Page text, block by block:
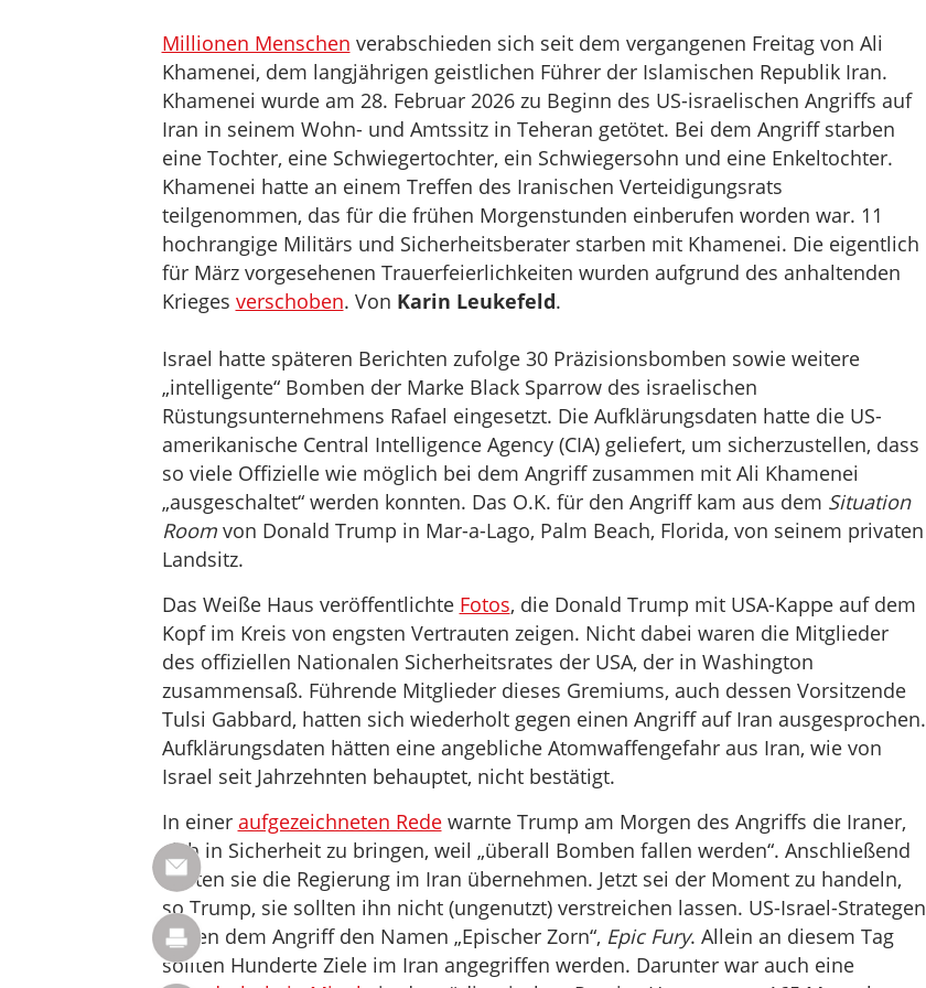
Millionen Menschen verabschieden sich seit dem vergangenen Freitag von Ali
Khamenei, dem langjährigen geistlichen Führer der Islamischen Republik Iran.
Khamenei wurde am 28. Februar 2026 zu Beginn des US-israelischen Angriffs auf
Iran in seinem Wohn- und Amtssitz in Teheran getötet. Bei dem Angriff starben
eine Tochter, eine Schwiegertochter, ein Schwiegersohn und eine Enkeltochter.
Khamenei hatte an einem Treffen des Iranischen Verteidigungsrats
teilgenommen, das für die frühen Morgenstunden einberufen worden war. 11
hochrangige Militärs und Sicherheitsberater starben mit Khamenei. Die eigentlich
für März vorgesehenen Trauerfeierlichkeiten wurden aufgrund des anhaltenden
Krieges verschoben. Von Karin Leukefeld.
Israel hatte späteren Berichten zufolge 30 Präzisionsbomben sowie weitere
„intelligente“ Bomben der Marke Black Sparrow des israelischen
Rüstungsunternehmens Rafael eingesetzt. Die Aufklärungsdaten hatte die US-
amerikanische Central Intelligence Agency (CIA) geliefert, um sicherzustellen, dass
so viele Offizielle wie möglich bei dem Angriff zusammen mit Ali Khamenei
„ausgeschaltet“ werden konnten. Das O.K. für den Angriff kam aus dem Situation
Room von Donald Trump in Mar-a-Lago, Palm Beach, Florida, von seinem privaten
Landsitz.
Das Weiße Haus veröffentlichte Fotos, die Donald Trump mit USA-Kappe auf dem
Kopf im Kreis von engsten Vertrauten zeigen. Nicht dabei waren die Mitglieder
des offiziellen Nationalen Sicherheitsrates der USA, der in Washington
zusammensaß. Führende Mitglieder dieses Gremiums, auch dessen Vorsitzende
Tulsi Gabbard, hatten sich wiederholt gegen einen Angriff auf Iran ausgesprochen.
Aufklärungsdaten hätten eine angebliche Atomwaffengefahr aus Iran, wie von
Israel seit Jahrzehnten behauptet, nicht bestätigt.
In einer aufgezeichneten Redewarnte Trump am Morgen des Angriffs die Iraner,
sich in Sicherheit zu bringen, weil „überall Bomben fallen werden“. Anschließend
sollten sie die Regierung im Iran übernehmen. Jetzt sei der Moment zu handeln,
so Trump, sie sollten ihn nicht (ungenutzt) verstreichen lassen. US-Israel-Strategen
gaben dem Angriff den Namen „Epischer Zorn“, Epic Fury. Allein an diesem Tag
sollten Hunderte Ziele im Iran angegriffen werden. Darunter war auch eine